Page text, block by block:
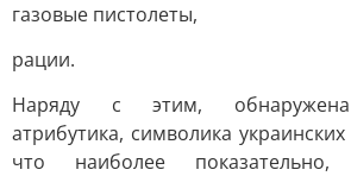
газовые пистолеты,
рации.
Наряду с этим, обнаружена
атрибутика, символика
что наиболее